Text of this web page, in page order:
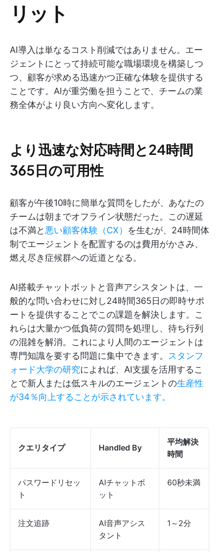
リット
AI導入は単なるコスト削減ではありません。エー
ジェントにとって持続可能な職場環境を構築しつ
つ、顧客が求める迅速かつ正確な体験を提供する
ことです。AIが重労働を担うことで、チームの業
務全体がより良い方向へ変化します。
より迅速な対応時間と24時間
365日の可用性
顧客が午後10時に簡単な質問をしたが、あなたの
チームは朝までオフライン状態だった。この遅延
は不満と 悪い顧客体験（CX） を生むが、24時間体
制でエージェントを配置するのは費用がかさみ、
燃え尽き症候群への近道となる。
AI搭載チャットボットと音声アシスタントは、一
般的な問い合わせに対し24時間365日の即時サポ
ートを提供することでこの課題を解決します。こ
れらは大量かつ低負荷の質問を処理し、待ち行列
の混雑を解消。これにより人間のエージェントは
専門知識を要する問題に集中できます。
スタンフ
ォード大学の研究によれば、AI支援を活用するこ
とで新人または低スキルのエージェントの生産性
が34％向上することが示されています。
クエリタイプ Handled By
平均解決
時間
パスワードリセッ
ト
AIチャットボ
ット
60秒未満
注文追跡
AI音声アシス
タント
1～2分